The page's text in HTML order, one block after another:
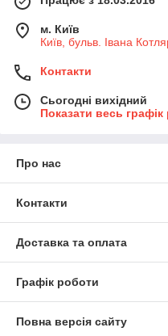
м. Київ
Київ, бульв. Івана
Контакти
Сьогодні вихідний
Показати весь графік
Про нас
Контакти
Доставка та оплата
Графік роботи
Повна версія сайту